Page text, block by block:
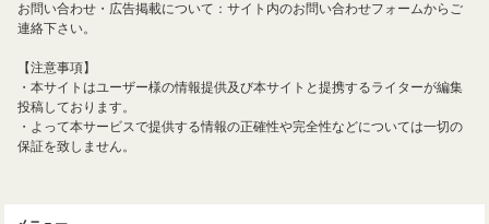
お問い合わせ・広告掲載について：サイト内のお問い合わせフォームからご
連絡下さい。
【注意事項】
・本サイトはユーザー様の情報提供及び本サイトと提携するライターが編集
投稿しております。
・よって本サービスで提供する情報の正確性や完全性などについては一切の
保証を致しません。